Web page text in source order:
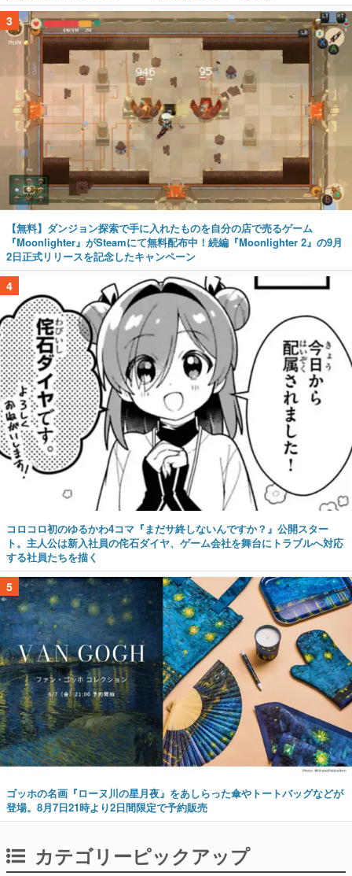
3
【無料】ダンジョン探索で手に入れたものを自分の店で売るゲーム
『Moonlighter』がSteamにて無料配布中！続編『Moonlighter 2』の9月
2日正式リリースを記念したキャンペーン
4
コロコロ初のゆるかわ4コマ『まだサ終しないんですか？』公開スター
ト。主人公は新入社員の侘石ダイヤ、ゲーム会社を舞台にトラブルへ対応
する社員たちを描く
5
ゴッホの名画『ローヌ川の星月夜』をあしらった傘やトートバッグなどが
登場。8月7日21時より2日間限定で予約販売
カテゴリーピックアップ